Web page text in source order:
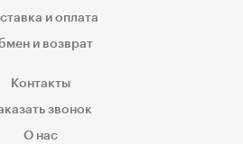
и оплата
и возврат
Контакты
звонок
О нас